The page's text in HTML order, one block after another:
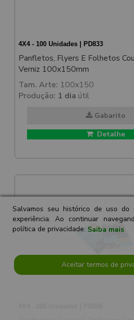
4X4 - 100 Unidades | PD833
Panfletos, Flyers E Folhetos
Verniz 100x150mm
Tam. Arte: 100x150
Produção: 1 dia útil
Gabarito
Detalhe
Salvamos seu histórico de uso do
experiência. Ao continuar
política de privacidade. Saiba mais
Aceitar termos de